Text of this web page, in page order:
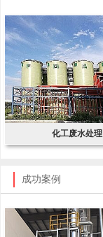
化工废水处理
成功案例